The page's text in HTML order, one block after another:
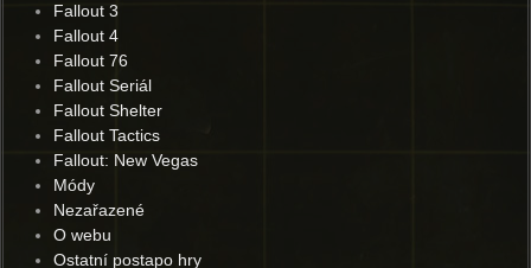
Fallout 3
Fallout 4
Fallout 76
Fallout Seriál
Fallout Shelter
Fallout Tactics
Fallout: New Vegas
Módy
Nezařazené
O webu
Ostatní postapo hry